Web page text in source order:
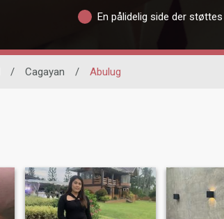
En pålidelig side der
/ Cagayan / Abulug